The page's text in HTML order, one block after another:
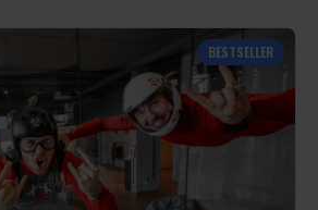
BESTSELLER